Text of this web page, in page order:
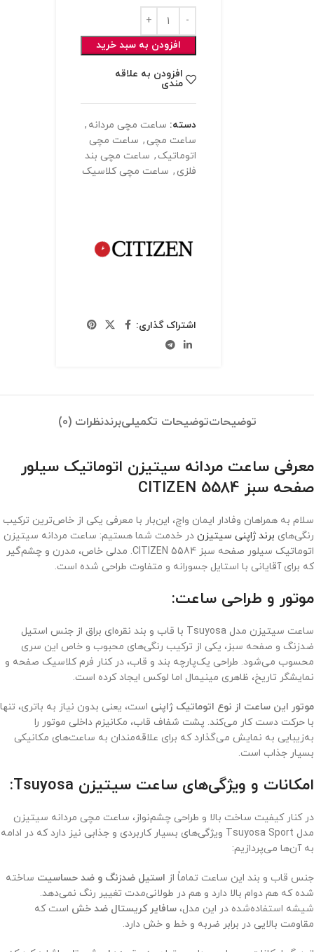
افزودن به سبد خرید
افزودن به علاقه
مندی
دسته: ساعت مچی مردانه ,
ساعت مچی , ساعت مچی
اتوماتیک , ساعت مچی بند
فلزی , ساعت مچی کلاسیک
اشتراک گذاری:
توضیحاتتوضیحات تکمیلیبرندنظرات (0)
معرفی ساعت مردانه سیتیزن اتوماتیک سیلور
صفحه سبز CITIZEN 5584
سلام به همراهان وفادار ایمان واچ، این‌بار با معرفی یکی از خاص‌ترین ترکیب
رنگی‌های برند ژاپنی سیتیزن در خدمت شما هستیم: ساعت مردانه سیتیزن
اتوماتیک سیلور صفحه سبز CITIZEN 5584. مدلی خاص، مدرن و چشم‌گیر
که برای آقایانی با استایل جسورانه و متفاوت طراحی شده است.
موتور و طراحی ساعت:
ساعت سیتیزن مدل Tsuyosa با قاب و بند نقره‌ای براق از جنس استیل
ضدزنگ و صفحه سبز، یکی از ترکیب رنگی‌های محبوب و خاص این سری
محسوب می‌شود. طراحی یک‌پارچه بند و قاب، در کنار فرم کلاسیک صفحه و
نمایشگر تاریخ، ظاهری مینیمال اما لوکس ایجاد کرده است.
موتور این ساعت از نوع اتوماتیک ژاپنی است، یعنی بدون نیاز به باتری، تنها
با حرکت دست کار می‌کند. پشت شفاف قاب، مکانیزم داخلی موتور را
به‌زیبایی به نمایش می‌گذارد که برای علاقه‌مندان به ساعت‌های مکانیکی
بسیار جذاب است.
امکانات و ویژگی‌های ساعت سیتیزن Tsuyosa:
در کنار کیفیت ساخت بالا و طراحی چشم‌نواز، ساعت مچی مردانه سیتیزن
مدل Tsuyosa Sport ویژگی‌های بسیار کاربردی و جذابی نیز دارد که در ادامه
به آن‌ها می‌پردازیم:
جنس قاب و بند این ساعت تماماً از استیل ضدزنگ و ضد حساسیت ساخته
شده که هم دوام بالا دارد و هم در طولانی‌مدت تغییر رنگ نمی‌دهد.
شیشه استفاده‌شده در این مدل، سافایر کریستال ضد خش است که
مقاومت بالایی در برابر ضربه و خط و خش دارد.